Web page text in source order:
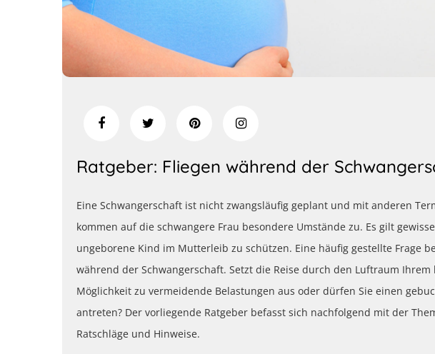
Ratgeber: Fliegen während der
Eine Schwangerschaft ist nicht zwangsläufig geplant und mit anderen
kommen auf die schwangere Frau besondere Umstände zu. Es gilt
ungeborene Kind im Mutterleib zu schützen. Eine häufig gestellte Frage
während der Schwangerschaft. Setzt die Reise durch den Luftraum Ihrem
Möglichkeit zu vermeidende Belastungen aus oder dürfen Sie einen
antreten? Der vorliegende Ratgeber befasst sich nachfolgend mit der
Ratschläge und Hinweise.